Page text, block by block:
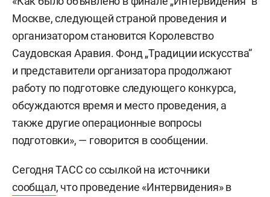
Москве, следующей страной проведения и
организатором становится Королевство
Саудовская Аравия. Фонд „Традиции искусства“
и представители организатора продолжают
работу по подготовке следующего конкурса,
обсуждаются время и место проведения, а
также другие операционные вопросы
подготовки», — говорится в сообщении.
Сегодня ТАСС со ссылкой на источники
сообщал, что проведение «Интервидения» в